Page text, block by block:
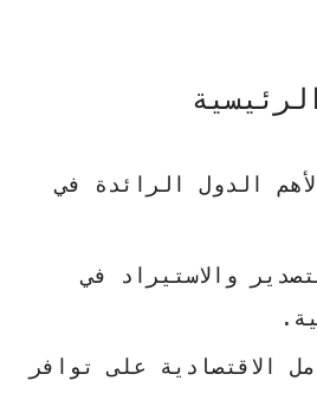
الدول الرائدة في
والاستيراد في
الاقتصادية على توافر